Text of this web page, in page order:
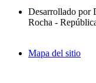
Desarrollado por
Rocha -
Mapa del sitio